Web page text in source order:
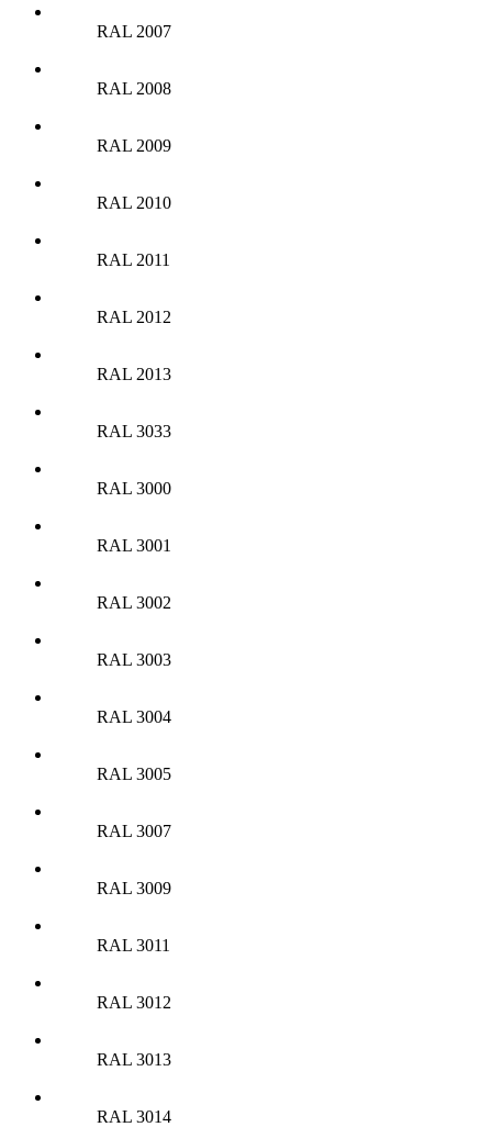
RAL 2007
RAL 2008
RAL 2009
RAL 2010
RAL 2011
RAL 2012
RAL 2013
RAL 3033
RAL 3000
RAL 3001
RAL 3002
RAL 3003
RAL 3004
RAL 3005
RAL 3007
RAL 3009
RAL 3011
RAL 3012
RAL 3013
RAL 3014